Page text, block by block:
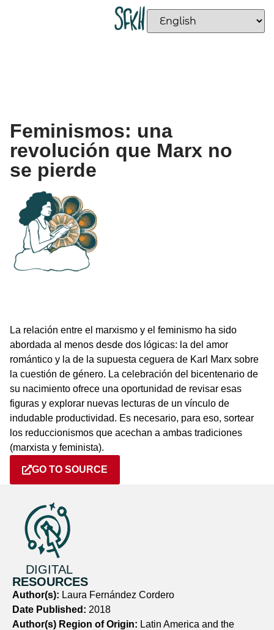
Feminismos: una
revolución que Marx no
se pierde
La relación entre el marxismo y el feminismo ha sido
abordada al menos desde dos lógicas: la del amor
romántico y la de la supuesta ceguera de Karl Marx sobre
la cuestión de género. La celebración del bicentenario de
su nacimiento ofrece una oportunidad de revisar esas
figuras y explorar nuevas lecturas de un vínculo de
indudable productividad. Es necesario, para eso, sortear
los reduccionismos que acechan a ambas tradiciones
(marxista y feminista).
GO TO SOURCE
DIGITAL
RESOURCES
Author(s): Laura ​Fernández Cordero
Date Published: 2018
Author(s) Region of Origin: Latin America and the